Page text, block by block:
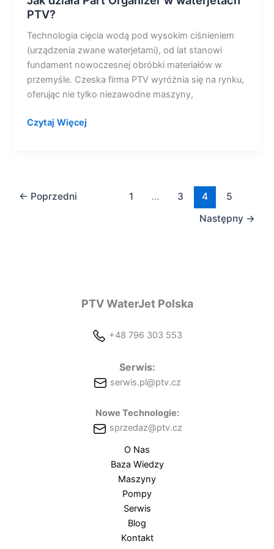
PTV?
Technologia cięcia wodą pod wysokim ciśnieniem
(urządzenia zwane waterjetami), od lat stanowi
fundament nowoczesnej obróbki materiałów w
przemyśle. Czeska firma PTV wyróżnia się na rynku,
oferując nie tylko niezawodne maszyny,
Czytaj Więcej
← Poprzedni 1 … 3 4
5
Następny →
PTV WaterJet Polska
+48 796 303 553
Serwis:
serwis.pl@ptv.cz
Nowe Technologie:
sprzedaz@ptv.cz
O Nas
Baza Wiedzy
Maszyny
Pompy
Serwis
Blog
Kontakt